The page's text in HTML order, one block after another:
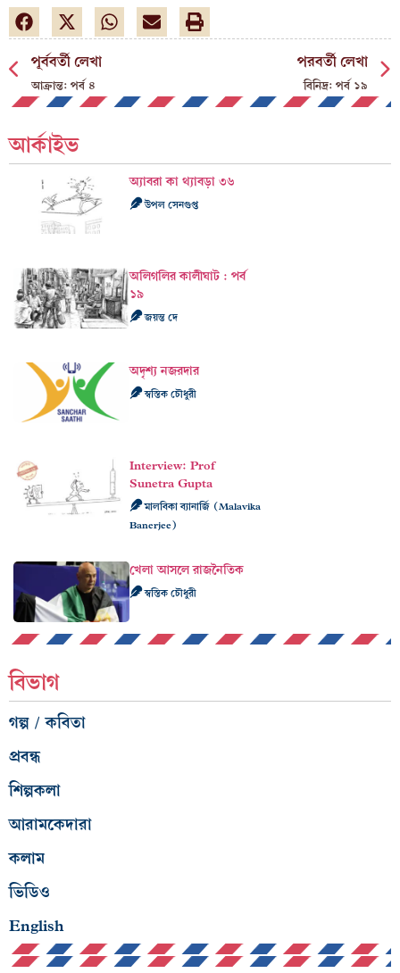
পূর্ববর্তী লেখা
আক্রান্ত: পর্ব ৪
পরবর্তী লেখা
বিনিদ্র: পর্ব ১৯
আর্কাইভ
অ্যাবরা কা থ্যাবড়া ৩৬
উপল সেনগুপ্ত
অলিগলির কালীঘাট : পর্ব
১৯
জয়ন্ত দে
অদৃশ্য নজরদার
স্বস্তিক চৌধুরী
Interview: Prof
Sunetra Gupta
মালবিকা ব্যানার্জি (Malavika
Banerjee)
খেলা আসলে রাজনৈতিক
স্বস্তিক চৌধুরী
বিভাগ
গল্প / কবিতা
প্রবন্ধ
শিল্পকলা
আরামকেদারা
কলাম
ভিডিও
English